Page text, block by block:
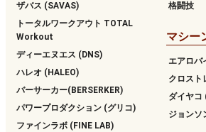
ザバス (SAVAS)
トータルワークアウト TOTAL
Workout
ディーエヌエス (DNS)
ハレオ (HALEO)
バーサーカー(BERSERKER)
パワープロダクション (グリコ)
ファインラボ (FINE LAB)
格闘技
マシー
エアロバ
クロスト
ダイヤコ
ジョンソ